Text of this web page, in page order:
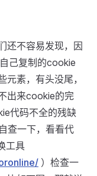
还不容易发现，因
己复制的cookie
素，有头没尾，
出来cookie的完
代码不全的残缺
查一下，看看代
工具
）检查一